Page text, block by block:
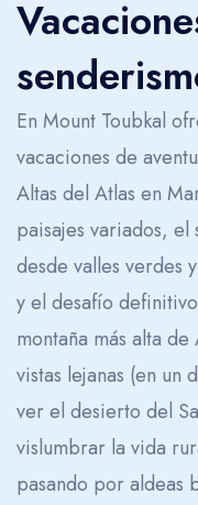
Trekking en las
En Mount Toubkal
vacaciones de
Altas del Atlas en
paisajes variados,
desde valles verdes
y el desafío
montaña más alta
vistas lejanas (en un
ver el desierto del
vislumbrar la vida
pasando por aldeas